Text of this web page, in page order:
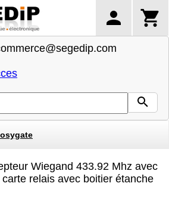
Wiegand 433.92 Mhz avec
relais avec boitier étanche